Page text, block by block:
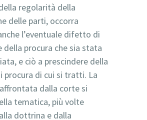
regolarità della
delle parti, occorra
l’eventuale difetto di
della procura che sia stata
e ciò a prescindere della
procura di cui si tratti. La
dalla corte si
tematica, più volte
dottrina e dalla